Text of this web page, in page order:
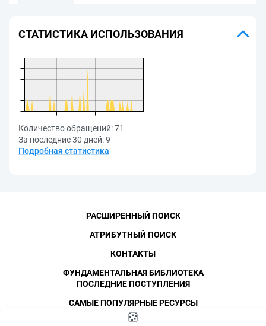
СТАТИСТИКА ИСПОЛЬЗОВАНИЯ
Количество обращений:71
За последние 30 дней:9
Подробная статистика
СПбПУ, 1996-2026
РАСШИРЕННЫЙ ПОИСК
АТРИБУТНЫЙ ПОИСК
КОНТАКТЫ
ФУНДАМЕНТАЛЬНАЯ БИБЛИОТЕКА
ПОСЛЕДНИЕ ПОСТУПЛЕНИЯ
САМЫЕ ПОПУЛЯРНЫЕ РЕСУРСЫ
🍪